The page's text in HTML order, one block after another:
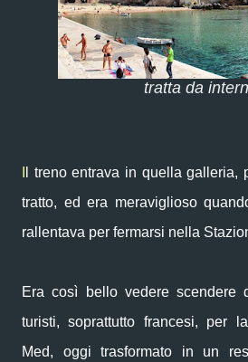
tratta da
l treno entrava in quella galleria,
tratto, ed era meraviglioso
rallentava per fermarsi nella
Era così bello vedere scendere
turisti, soprattutto francesi, per
Med, oggi trasformato in un